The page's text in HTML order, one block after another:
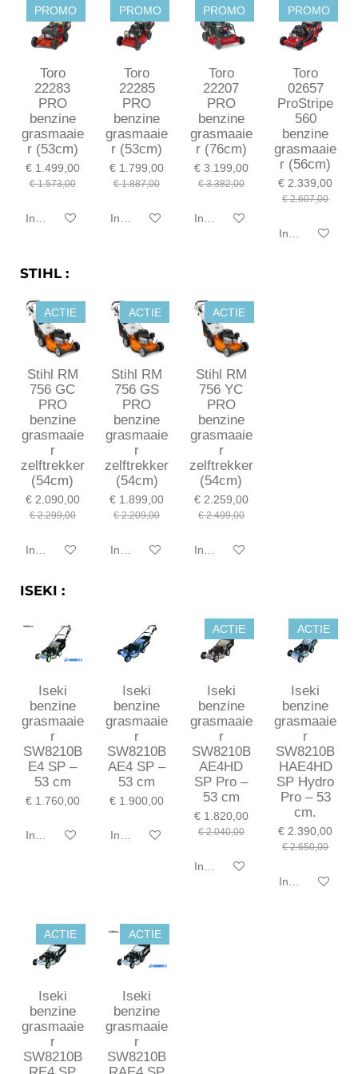
PROMO
Toro
22283
PRO
benzine
grasmaaie
r (53cm)
€ 1.499,00
€ 1.573,00
In winkelwagen
PROMO
Toro
22285
PRO
benzine
grasmaaie
r (53cm)
€ 1.799,00
€ 1.887,00
In winkelwagen
PROMO
Toro
22207
PRO
benzine
grasmaaie
r (76cm)
€ 3.199,00
€ 3.382,00
In winkelwagen
PROMO
Toro
02657
ProStripe
560
benzine
grasmaaie
r (56cm)
€ 2.339,00
€ 2.607,00
In winkelwagen
STIHL :
ACTIE
Stihl RM
756 GC
PRO
benzine
grasmaaie
r
zelftrekker
(54cm)
€ 2.090,00
€ 2.299,00
In winkelwagen
ACTIE
Stihl RM
756 GS
PRO
benzine
grasmaaie
r
zelftrekker
(54cm)
€ 1.899,00
€ 2.209,00
In winkelwagen
ACTIE
Stihl RM
756 YC
PRO
benzine
grasmaaie
r
zelftrekker
(54cm)
€ 2.259,00
€ 2.499,00
In winkelwagen
ISEKI :
Iseki
benzine
grasmaaie
r
SW8210B
E4 SP –
53 cm
€ 1.760,00
In winkelwagen
Iseki
benzine
grasmaaie
r
SW8210B
AE4 SP –
53 cm
€ 1.900,00
In winkelwagen
ACTIE
Iseki
benzine
grasmaaie
r
SW8210B
AE4HD
SP Pro –
53 cm
€ 1.820,00
€ 2.040,00
In winkelwagen
ACTIE
Iseki
benzine
grasmaaie
r
SW8210B
HAE4HD
SP Hydro
Pro – 53
cm.
€ 2.390,00
€ 2.650,00
In winkelwagen
ACTIE
Iseki
benzine
grasmaaie
r
SW8210B
ACTIE
Iseki
benzine
grasmaaie
r
SW8210B